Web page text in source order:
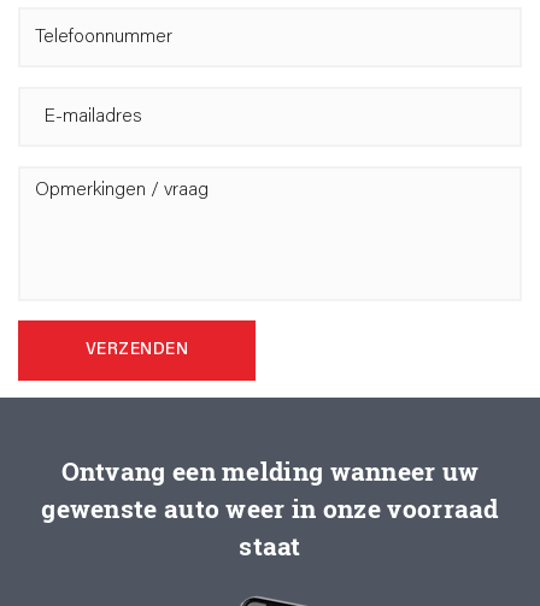
VERZENDEN
Ontvang een melding wanneer uw
gewenste auto weer in onze voorraad
staat